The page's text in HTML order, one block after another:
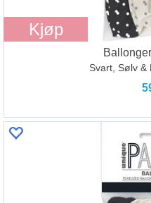
Kjøp
Svart, Sølv &